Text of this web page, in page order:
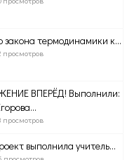
закона термодинамики к...
просмотров
ВПЕРЁД! Выполнили:
просмотров
выполнила учитель...